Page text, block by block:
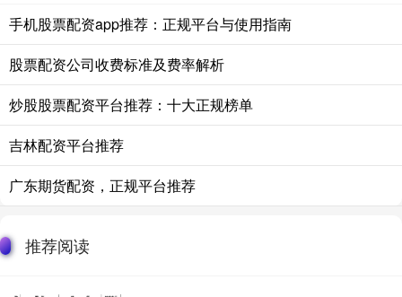
手机股票配资app推荐：正规平台与使用指南
股票配资公司收费标准及费率解析
炒股股票配资平台推荐：十大正规榜单
吉林配资平台推荐
广东期货配资，正规平台推荐
推荐阅读